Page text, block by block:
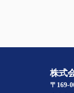
株式
〒169-